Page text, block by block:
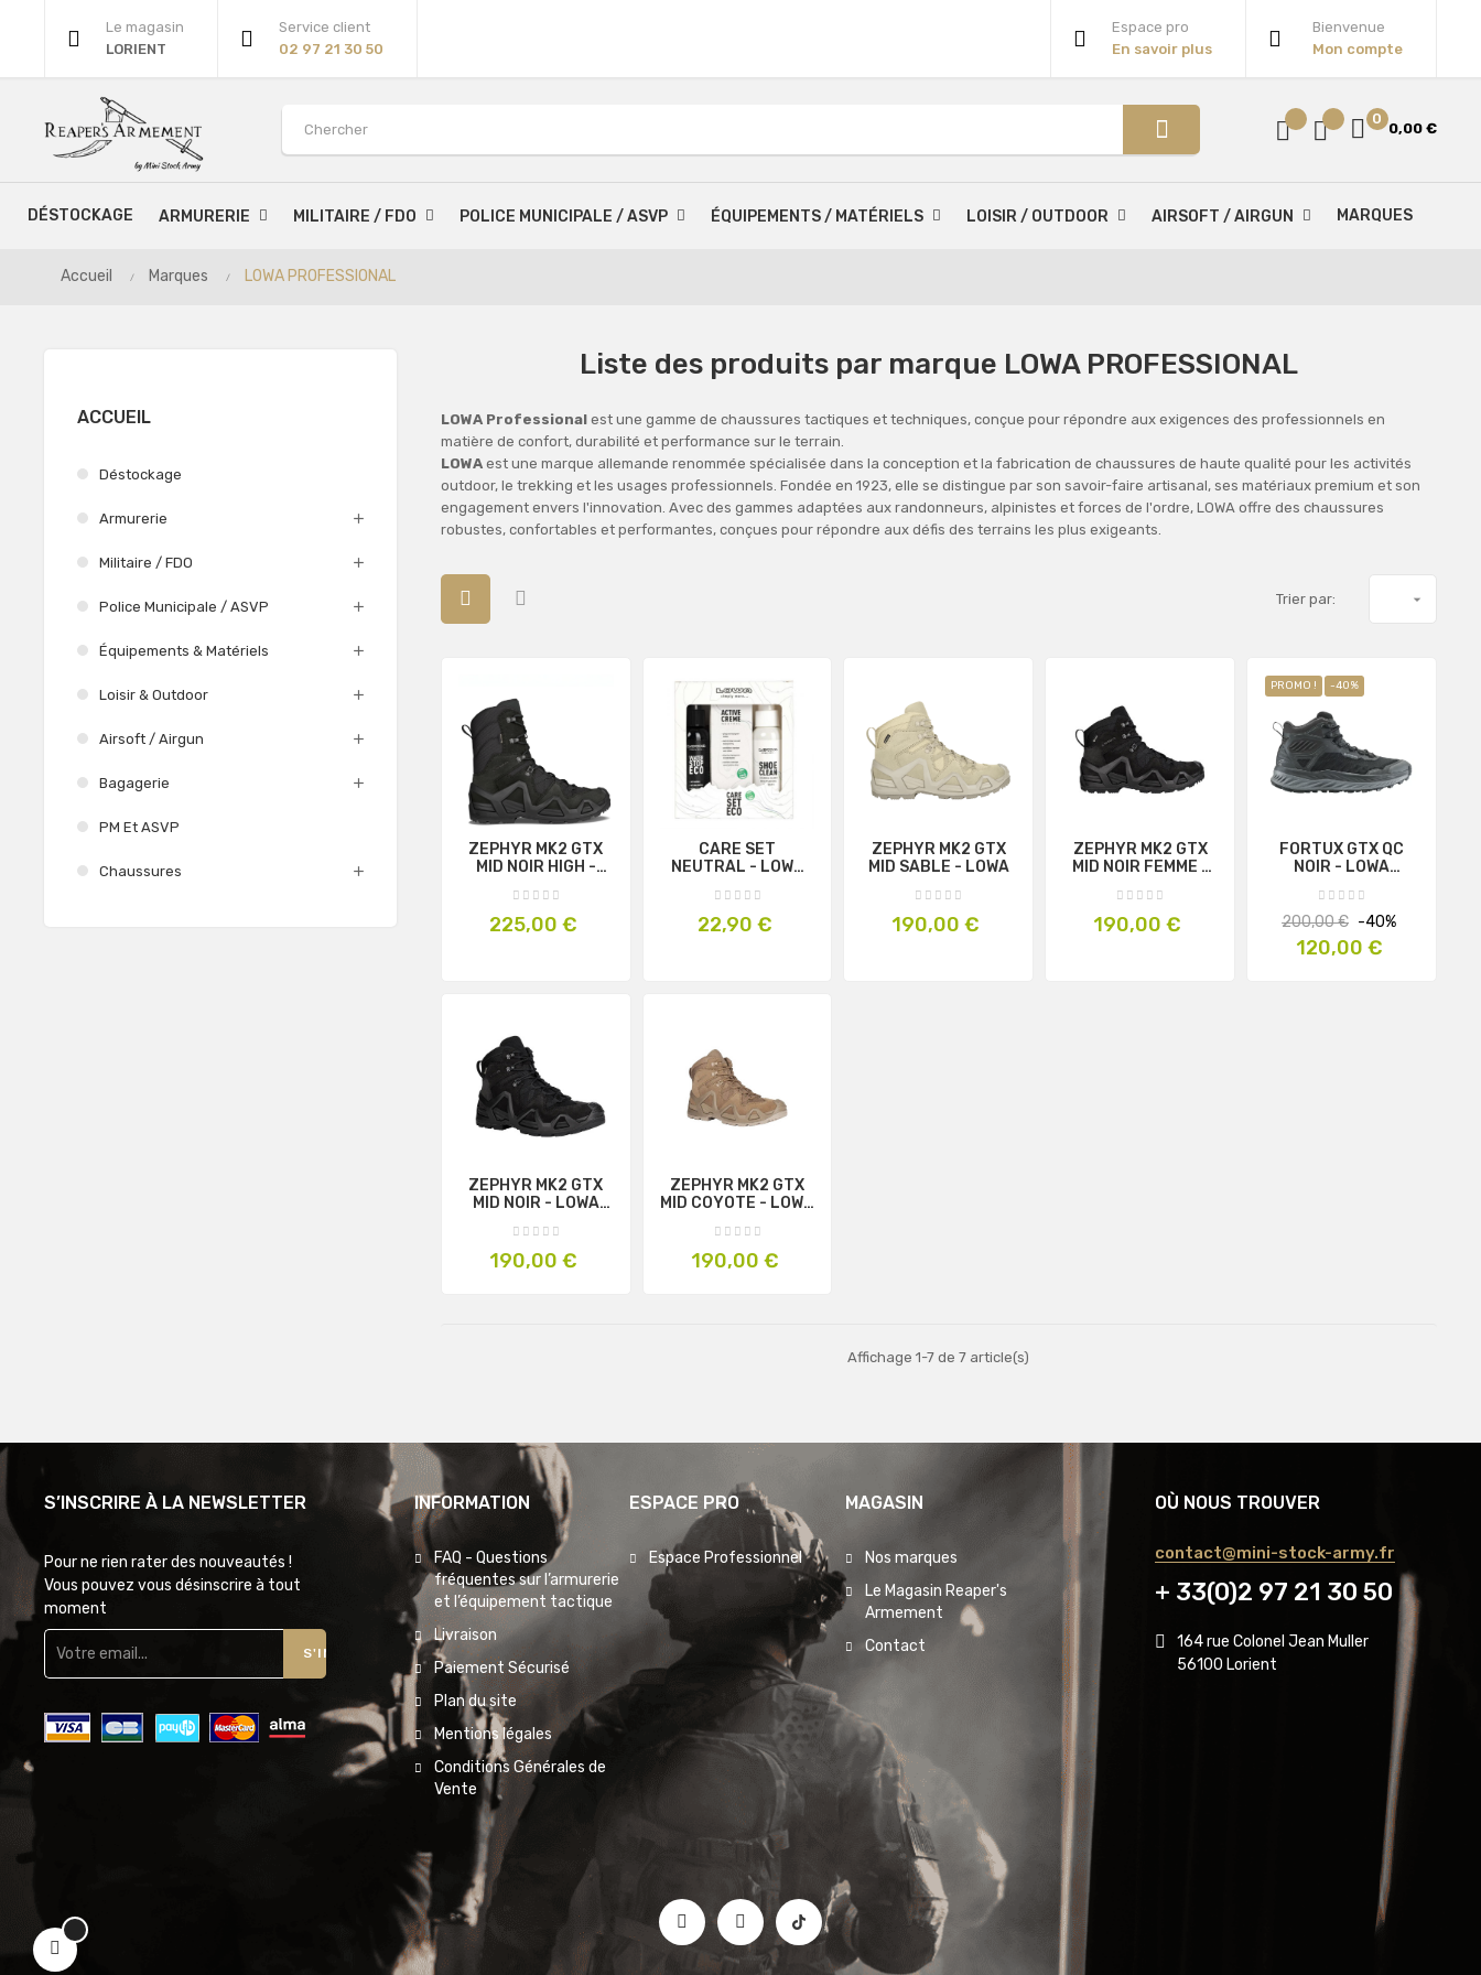
Le magasin
LORIENT
Service client
02 97 21 30 50
Bienvenue
Mon compte
Espace pro
En savoir plus
0
0,00 €
DÉSTOCKAGE ARMURERIE MILITAIRE / FDO POLICE MUNICIPALE / ASVP ÉQUIPEMENTS / MATÉRIELS LOISIR / OUTDOOR AIRSOFT / AIRGUN MARQUES
Accueil Marques LOWA PROFESSIONAL
ACCUEIL
Déstockage
Armurerie
Militaire / FDO
Police Municipale / ASVP
Équipements & Matériels
Loisir & Outdoor
Airsoft / Airgun
Bagagerie
PM Et ASVP
Chaussures
Liste des produits par marque LOWA PROFESSIONAL
LOWA Professionalest une gamme de chaussures tactiques et techniques, conçue pour répondre aux exigences des professionnels en
matière de confort, durabilité et performance sur le terrain.
LOWAest une marque allemande renommée spécialisée dans la conception et la fabrication de chaussures de haute qualité pour les activités
outdoor, le trekking et les usages professionnels. Fondée en 1923, elle se distingue par son savoir-faire artisanal, ses matériaux premium et son
engagement envers l'innovation. Avec des gammes adaptées aux randonneurs, alpinistes et forces de l'ordre, LOWA offre des chaussures
robustes, confortables et performantes, conçues pour répondre aux défis des terrains les plus exigeants.
Trier par: 
ZEPHYR MK2 GTX
MID NOIR HIGH -
PROFESSIONAL
Prix
225,00 €
CARE SET
NEUTRAL - LOWA
Prix
22,90 €
ZEPHYR MK2 GTX
MID SABLE - LOWA
Prix
190,00 €
ZEPHYR MK2 GTX
MID NOIR FEMME -
PROFESSIONAL
Prix
190,00 €
PROMO ! -40%
FORTUX GTX QC
NOIR - LOWA
Prix
habituel
200,00 € -40%
120,00 €
ZEPHYR MK2 GTX
MID NOIR - LOWA
Prix
190,00 €
ZEPHYR MK2 GTX
MID COYOTE - LOWA
Prix
190,00 €
Affichage 1-7 de 7 article(s)
S’INSCRIRE À LA NEWSLETTER
Pour ne rien rater des nouveautés !
Vous pouvez vous désinscrire à tout
moment
S'INSCRIRE
OÙ NOUS TROUVER
contact@mini-stock-army.fr
+ 33(0)2 97 21 30 50
164 rue Colonel Jean Muller
56100 Lorient
INFORMATION
FAQ - Questions
fréquentes sur l’armurerie
et l’équipement tactique
Livraison
Paiement Sécurisé
Plan du site
Mentions légales
Conditions Générales de
Vente
ESPACE PRO
Espace Professionnel
MAGASIN
Nos marques
Le Magasin Reaper's
Armement
Contact